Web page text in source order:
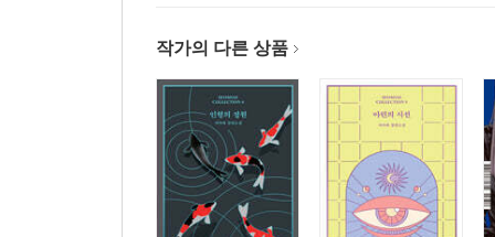
작가의 다른 상품